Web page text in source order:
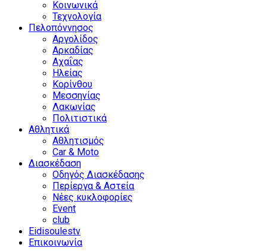
Κοινωνικά
Τεχνολογία
Πελοπόννησος
Αργολίδος
Αρκαδίας
Αχαΐας
Ηλείας
Κορίνθου
Μεσσηνίας
Λακωνίας
Πολιτιστικά
Αθλητικά
Αθλητισμός
Car & Moto
Διασκέδαση
Οδηγός Διασκέδασης
Περίεργα & Αστεία
Νέες κυκλοφορίες
Event
club
Eidisoulestv
Επικοινωνία